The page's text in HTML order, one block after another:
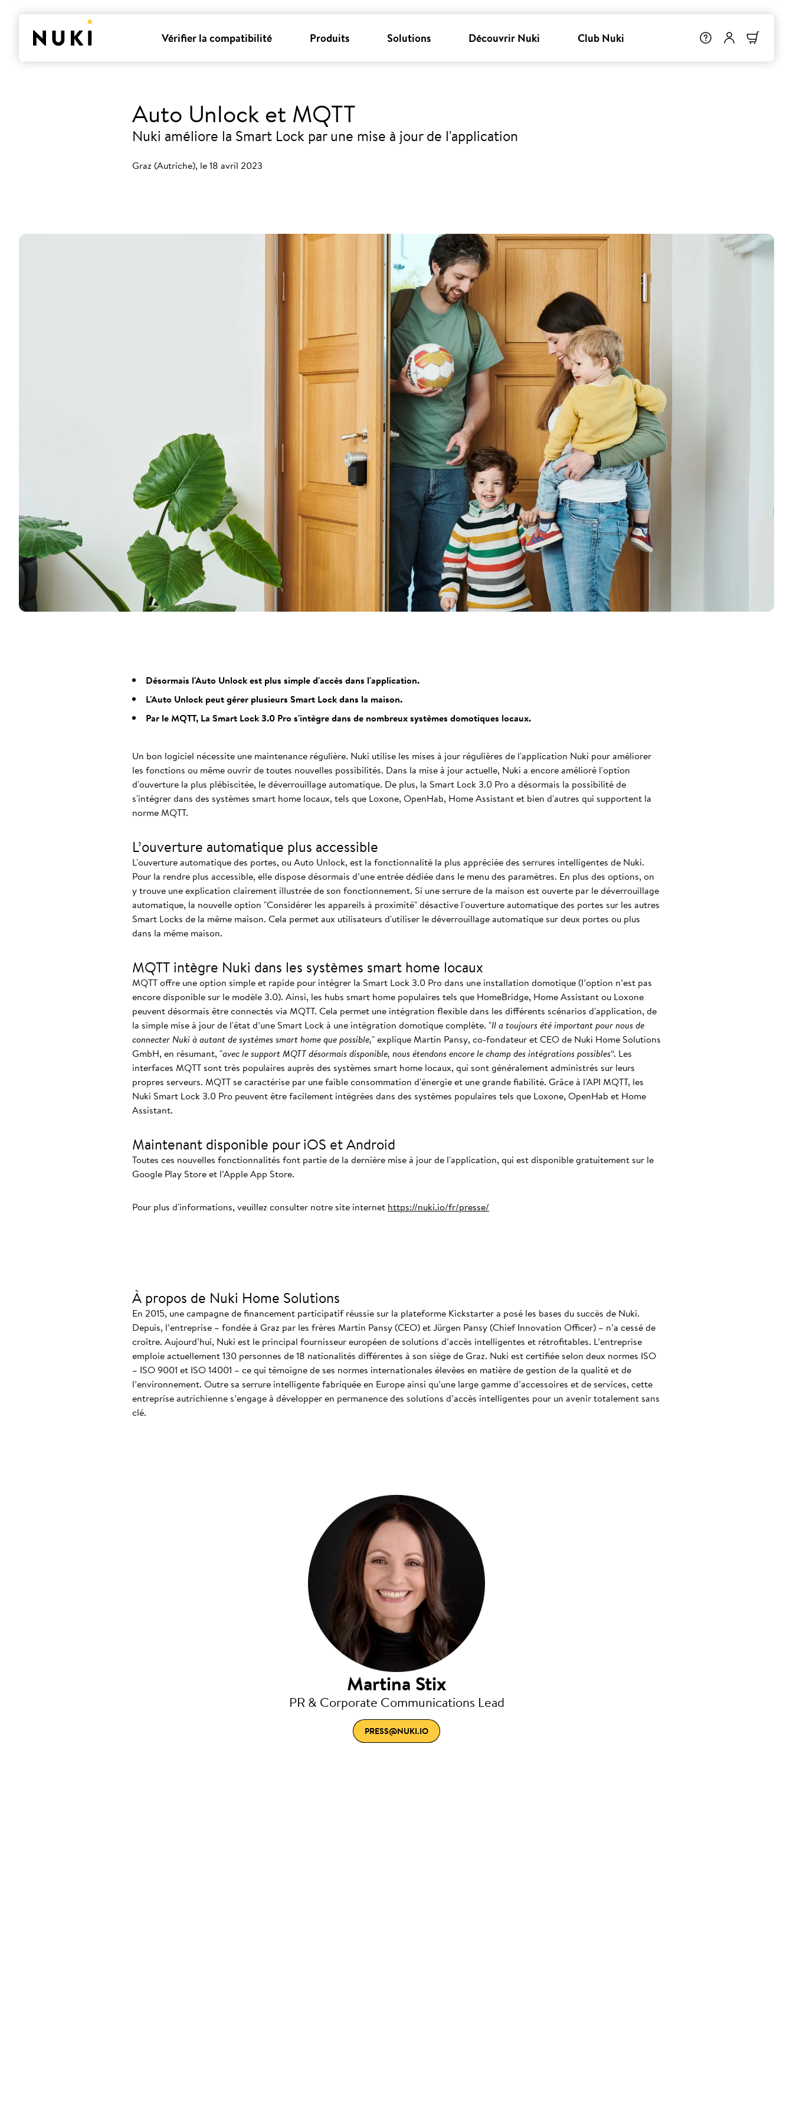
Vérifier la compatibilité Produits Solutions Découvrir Nuki Club Nuki
Auto Unlock et MQTT
Nuki améliore la Smart Lock par une mise à jour de l'application
Graz (Autriche), le 18 avril 2023
Désormais l'Auto Unlock est plus simple d'accès dans l'application.
L'Auto Unlock peut gérer plusieurs Smart Lock dans la maison.
Par le MQTT, La Smart Lock 3.0 Pro s'intègre dans de nombreux systèmes domotiques locaux.
Un bon logiciel nécessite une maintenance régulière. Nuki utilise les mises à jour régulières de l'application Nuki pour améliorer
les fonctions ou même ouvrir de toutes nouvelles possibilités. Dans la mise à jour actuelle, Nuki a encore amélioré l'option
d'ouverture la plus plébiscitée, le déverrouillage automatique. De plus, la Smart Lock 3.0 Pro a désormais la possibilité de
s'intégrer dans des systèmes smart home locaux, tels que Loxone, OpenHab, Home Assistant et bien d'autres qui supportent la
norme MQTT.
L’ouverture automatique plus accessible
L'ouverture automatique des portes, ou Auto Unlock, est la fonctionnalité la plus appréciée des serrures intelligentes de Nuki.
Pour la rendre plus accessible, elle dispose désormais d’une entrée dédiée dans le menu des paramètres. En plus des options, on
y trouve une explication clairement illustrée de son fonctionnement. Si une serrure de la maison est ouverte par le déverrouillage
automatique, la nouvelle option "Considérer les appareils à proximité" désactive l'ouverture automatique des portes sur les autres
Smart Locks de la même maison. Cela permet aux utilisateurs d'utiliser le déverrouillage automatique sur deux portes ou plus
dans la même maison.
MQTT intègre Nuki dans les systèmes smart home locaux
MQTT offre une option simple et rapide pour intégrer la Smart Lock 3.0 Pro dans une installation domotique (l’option n’est pas
encore disponible sur le modèle 3.0). Ainsi, les hubs smart home populaires tels que HomeBridge, Home Assistant ou Loxone
peuvent désormais être connectés via MQTT. Cela permet une intégration flexible dans les différents scénarios d'application, de
la simple mise à jour de l'état d’une Smart Lock à une intégration domotique complète. "Il a toujours été important pour nous de
connecter Nuki à autant de systèmes smart home que possible," explique Martin Pansy, co-fondateur et CEO de Nuki Home Solutions
GmbH, en résumant, "avec le support MQTT désormais disponible, nous étendons encore le champ des intégrations possibles“. Les
interfaces MQTT sont très populaires auprès des systèmes smart home locaux, qui sont généralement administrés sur leurs
propres serveurs. MQTT se caractérise par une faible consommation d'énergie et une grande fiabilité. Grâce à l'API MQTT, les
Nuki Smart Lock 3.0 Pro peuvent être facilement intégrées dans des systèmes populaires tels que Loxone, OpenHab et Home
Assistant.
Maintenant disponible pour iOS et Android
Toutes ces nouvelles fonctionnalités font partie de la dernière mise à jour de l'application, qui est disponible gratuitement sur le
Google Play Store et l’Apple App Store.
Pour plus d'informations, veuillez consulter notre site internet https://nuki.io/fr/presse/
À propos de Nuki Home Solutions
En 2015, une campagne de financement participatif réussie sur la plateforme Kickstarter a posé les bases du succès de Nuki.
Depuis, l’entreprise – fondée à Graz par les frères Martin Pansy (CEO) et Jürgen Pansy (Chief Innovation Officer) – n’a cessé de
croître. Aujourd’hui, Nuki est le principal fournisseur européen de solutions d’accès intelligentes et rétrofitables. L’entreprise
emploie actuellement 130 personnes de 18 nationalités différentes à son siège de Graz. Nuki est certifiée selon deux normes ISO
– ISO 9001 et ISO 14001 – ce qui témoigne de ses normes internationales élevées en matière de gestion de la qualité et de
l’environnement. Outre sa serrure intelligente fabriquée en Europe ainsi qu’une large gamme d’accessoires et de services, cette
entreprise autrichienne s’engage à développer en permanence des solutions d’accès intelligentes pour un avenir totalement sans
clé.
Martina Stix
PR & Corporate Communications Lead
PRESS@NUKI.IO